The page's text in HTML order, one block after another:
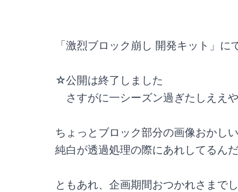
「激烈ブロック崩し 開発キット」に
☆公開は終了しました
さすがに一シーズン過ぎたしええ
ちょっとブロック部分の画像おかし
純白が透過処理の際にあれしてるん
ともあれ、企画期間おつかれさまで